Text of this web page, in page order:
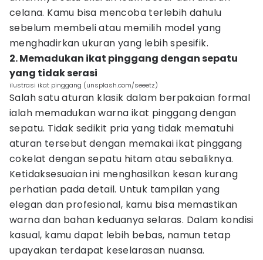
celana. Kamu bisa mencoba terlebih dahulu
sebelum membeli atau memilih model yang
menghadirkan ukuran yang lebih spesifik.
2. Memadukan ikat pinggang dengan sepatu
yang tidak serasi
ilustrasi ikat pinggang (unsplash.com/seeetz)
Salah satu aturan klasik dalam berpakaian formal
ialah memadukan warna ikat pinggang dengan
sepatu. Tidak sedikit pria yang tidak mematuhi
aturan tersebut dengan memakai ikat pinggang
cokelat dengan sepatu hitam atau sebaliknya.
Ketidaksesuaian ini menghasilkan kesan kurang
perhatian pada detail. Untuk tampilan yang
elegan dan profesional, kamu bisa memastikan
warna dan bahan keduanya selaras. Dalam kondisi
kasual, kamu dapat lebih bebas, namun tetap
upayakan terdapat keselarasan nuansa.